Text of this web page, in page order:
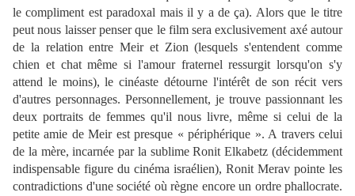
le compliment est paradoxal mais il y a de ça). Alors que le titre
peut nous laisser penser que le film sera exclusivement axé autour
de la relation entre Meir et Zion (lesquels s'entendent comme
chien et chat même si l'amour fraternel ressurgit lorsqu'on s'y
attend le moins), le cinéaste détourne l'intérêt de son récit vers
d'autres personnages. Personnellement, je trouve passionnant les
deux portraits de femmes qu'il nous livre, même si celui de la
petite amie de Meir est presque « périphérique ». A travers celui
de la mère, incarnée par la sublime Ronit Elkabetz (décidemment
indispensable figure du cinéma israélien), Ronit Merav pointe les
contradictions d'une société où règne encore un ordre phallocrate.